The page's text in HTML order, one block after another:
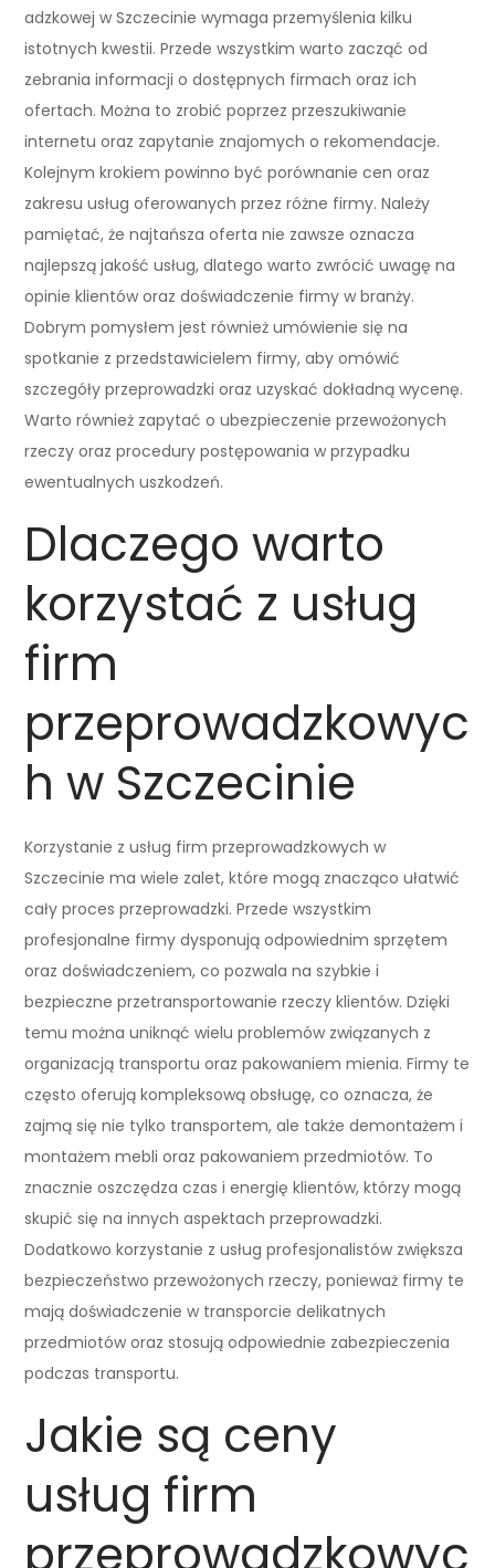
adzkowej w Szczecinie wymaga przemyślenia kilku
istotnych kwestii. Przede wszystkim warto zacząć od
zebrania informacji o dostępnych firmach oraz ich
ofertach. Można to zrobić poprzez przeszukiwanie
internetu oraz zapytanie znajomych o rekomendacje.
Kolejnym krokiem powinno być porównanie cen oraz
zakresu usług oferowanych przez różne firmy. Należy
pamiętać, że najtańsza oferta nie zawsze oznacza
najlepszą jakość usług, dlatego warto zwrócić uwagę na
opinie klientów oraz doświadczenie firmy w branży.
Dobrym pomysłem jest również umówienie się na
spotkanie z przedstawicielem firmy, aby omówić
szczegóły przeprowadzki oraz uzyskać dokładną wycenę.
Warto również zapytać o ubezpieczenie przewożonych
rzeczy oraz procedury postępowania w przypadku
ewentualnych uszkodzeń.
Dlaczego warto
korzystać z usług
firm
przeprowadzkowyc
h w Szczecinie
Korzystanie z usług firm przeprowadzkowych w
Szczecinie ma wiele zalet, które mogą znacząco ułatwić
cały proces przeprowadzki. Przede wszystkim
profesjonalne firmy dysponują odpowiednim sprzętem
oraz doświadczeniem, co pozwala na szybkie i
bezpieczne przetransportowanie rzeczy klientów. Dzięki
temu można uniknąć wielu problemów związanych z
organizacją transportu oraz pakowaniem mienia. Firmy te
często oferują kompleksową obsługę, co oznacza, że
zajmą się nie tylko transportem, ale także demontażem i
montażem mebli oraz pakowaniem przedmiotów. To
znacznie oszczędza czas i energię klientów, którzy mogą
skupić się na innych aspektach przeprowadzki.
Dodatkowo korzystanie z usług profesjonalistów zwiększa
bezpieczeństwo przewożonych rzeczy, ponieważ firmy te
mają doświadczenie w transporcie delikatnych
przedmiotów oraz stosują odpowiednie zabezpieczenia
podczas transportu.
Jakie są ceny
usług firm
przeprowadzkowyc